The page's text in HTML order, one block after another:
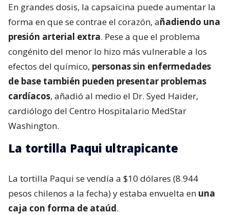
En grandes dosis, la capsaicina puede aumentar la
forma en que se contrae el corazón, añadiendo una
presión arterial extra. Pese a que el problema
congénito del menor lo hizo más vulnerable a los
efectos del químico, personas sin enfermedades
de base también pueden presentar problemas
cardíacos, añadió al medio el Dr. Syed Haider,
cardiólogo del Centro Hospitalario MedStar
Washington.
La tortilla Paqui ultrapicante
La tortilla Paqui se vendía a $10 dólares (8.944
pesos chilenos a la fecha) y estaba envuelta en una
caja con forma de ataúd.